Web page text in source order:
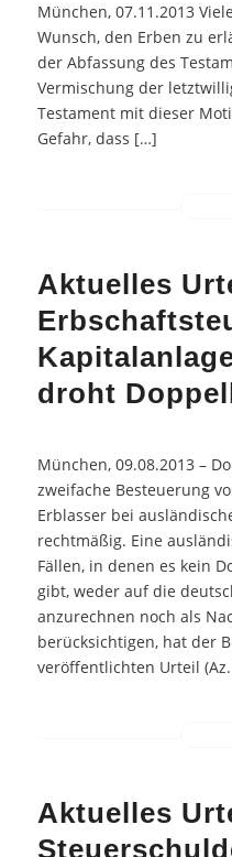
München, 07.11.2013
Wunsch, den Erben zu
der Abfassung des
Vermischung der
Testament mit dieser
Gefahr, dass […]
Aktuelles
droht
München, 09.08.2013 –
zweifache Besteuerung
Erblasser bei
rechtmäßig. Eine
Fällen, in denen es kein
gibt, weder auf die
anzurechnen noch als
berücksichtigen, hat der
veröffentlichten Urteil
Aktuelles